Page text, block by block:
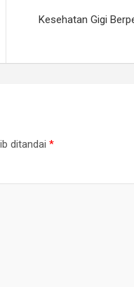
Kesehatan Gigi
ditandai *